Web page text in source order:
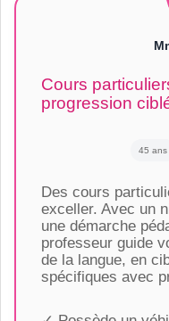
Cours
progression
45 ans
Des cours
exceller. Avec un
une démarche
professeur guide
de la langue, en
spécifiques avec